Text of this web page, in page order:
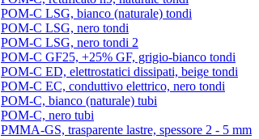
POM-C LSG, bianco (naturale) tondi
POM-C LSG, nero tondi
POM-C LSG, nero tondi 2
POM-C GF25, +25% GF, grigio-bianco tondi
POM-C ED, elettrostatici dissipati, beige tondi
POM-C EC, conduttivo elettrico, nero tondi
POM-C, bianco (naturale) tubi
POM-C, nero tubi
PMMA-GS, trasparente lastre, spessore 2 - 5 mm